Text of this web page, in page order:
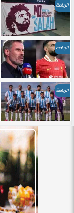
الرياضة
الرياضة
الرياضة